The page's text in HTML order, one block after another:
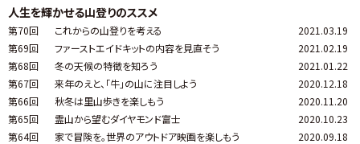
人生を輝かせる山登りのススメ
第70回 これからの山登りを考える
2021.03.19
第69回
ファーストエイドキットの内容を見直そう
2021.02.19
第68回
冬の天候の特徴を知ろう
2021.01.22
第67回
来年のえと、「牛」の山に注目しよう
2020.12.18
第66回
秋冬は里山歩きを楽しもう
2020.11.20
第65回
霊山から望むダイヤモンド富士
2020.10.23
第64回
家で冒険を。世界のアウトドア映画を楽しもう
2020.09.18